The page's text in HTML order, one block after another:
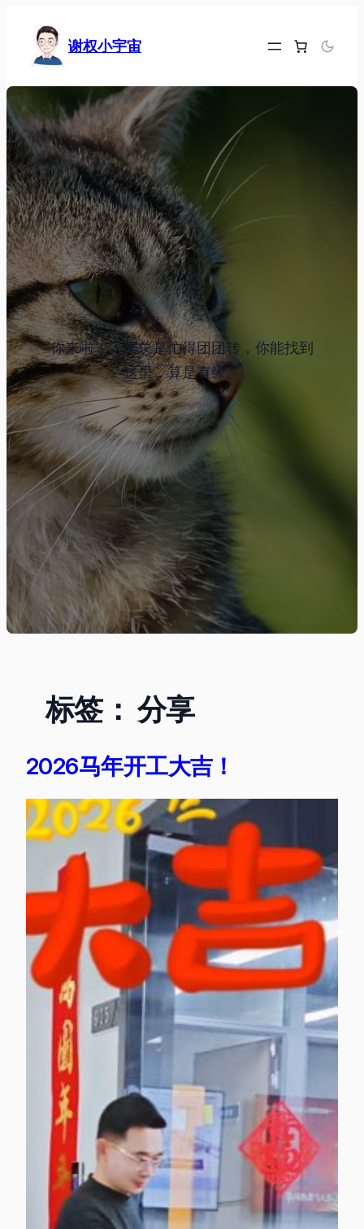
容
谢权小宇宙
你来啦！人类总是忙得团团转，你能找到
这里，算是有缘。
标签：分享
2026马年开工大吉！